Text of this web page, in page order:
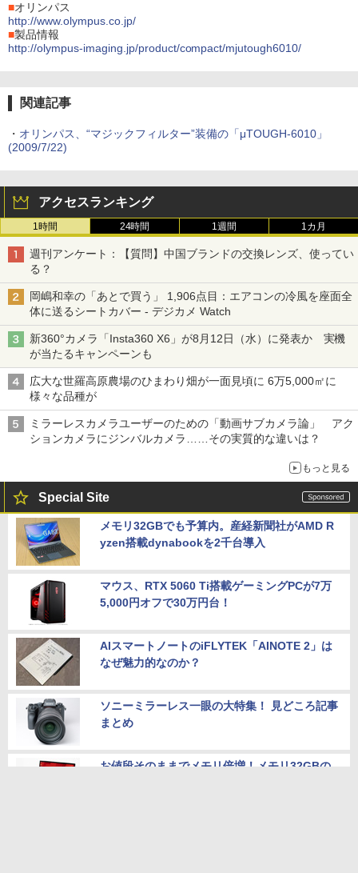
■オリンパス
http://www.olympus.co.jp/
■製品情報
http://olympus-imaging.jp/product/compact/mjutough6010/
関連記事
・ オリンパス、“マジックフィルター”装備の「μTOUGH-6010」
(2009/7/22)
アクセスランキング
1時間 24時間 1週間 1カ月
週刊アンケート：【質問】中国ブランドの交換レンズ、使ってい
る？
岡嶋和幸の「あとで買う」 1,906点目：エアコンの冷風を座面全
体に送るシートカバー - デジカメ Watch
新360°カメラ「Insta360 X6」が8月12日（水）に発表か 実機
が当たるキャンペーンも
広大な世羅高原農場のひまわり畑が一面見頃に 6万5,000㎡に
様々な品種が
ミラーレスカメラユーザーのための「動画サブカメラ論」 アク
ションカメラにジンバルカメラ……その実質的な違いは？
もっと見る
Special Site
メモリ32GBでも予算内。産経新聞社がAMD R
yzen搭載dynabookを2千台導入
マウス、RTX 5060 Ti搭載ゲーミングPCが7万
5,000円オフで30万円台！
AIスマートノートのiFLYTEK「AINOTE 2」は
なぜ魅力的なのか？
ソニーミラーレス一眼の大特集！ 見どころ記事
まとめ
お値段そのままでメモリ倍増！メモリ32GBの